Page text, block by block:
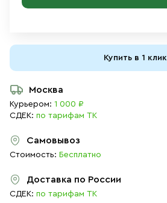
Купить в 1 клик
Москва
Курьером: 1 000 ₽
СДЕК: по тарифам ТК
Самовывоз
Стоимость: Бесплатно
Доставка по России
СДЕК: по тарифам ТК